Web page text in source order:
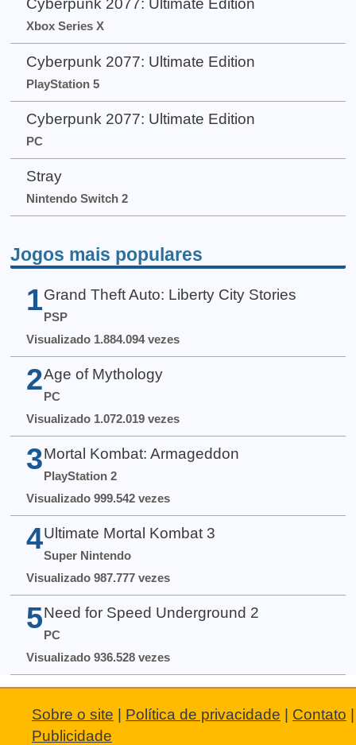
Cyberpunk 2077: Ultimate Edition
Xbox Series X
Cyberpunk 2077: Ultimate Edition
PlayStation 5
Cyberpunk 2077: Ultimate Edition
PC
Stray
Nintendo Switch 2
Jogos mais populares
1 Grand Theft Auto: Liberty City Stories
PSP
Visualizado 1.884.094 vezes
2 Age of Mythology
PC
Visualizado 1.072.019 vezes
3 Mortal Kombat: Armageddon
PlayStation 2
Visualizado 999.542 vezes
4 Ultimate Mortal Kombat 3
Super Nintendo
Visualizado 987.777 vezes
5 Need for Speed Underground 2
PC
Visualizado 936.528 vezes
Sobre o site Política de privacidade Contato
Publicidade